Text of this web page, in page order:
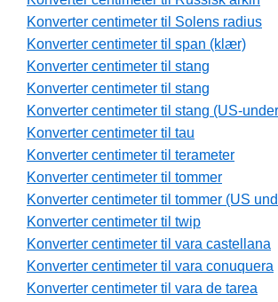
Konverter centimeter til Solens radius
Konverter centimeter til span (klær)
Konverter centimeter til stang
Konverter centimeter til stang
Konverter centimeter til stang (US-
Konverter centimeter til tau
Konverter centimeter til terameter
Konverter centimeter til tommer
Konverter centimeter til tommer (US
Konverter centimeter til twip
Konverter centimeter til vara castellana
Konverter centimeter til vara conuquera
Konverter centimeter til vara de tarea